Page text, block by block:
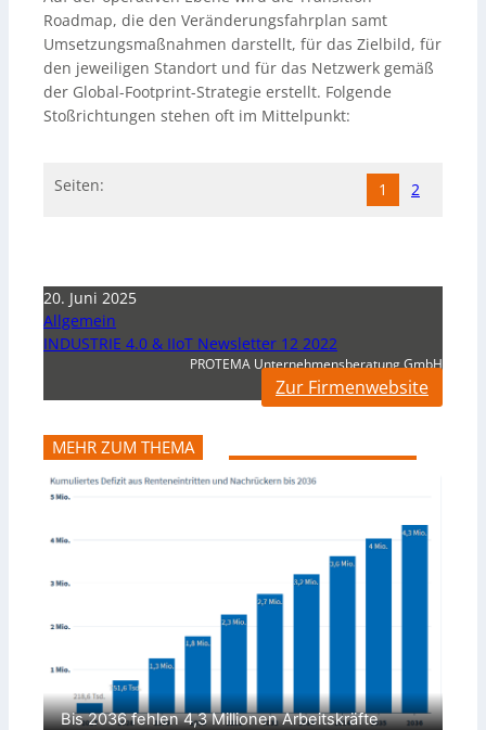
Roadmap, die den Veränderungsfahrplan samt
Umsetzungsmaßnahmen darstellt, für das Zielbild, für
den jeweiligen Standort und für das Netzwerk gemäß
der Global-Footprint-Strategie erstellt. Folgende
Stoßrichtungen stehen oft im Mittelpunkt:
Seiten: 1 2
20. Juni 2025
Allgemein
INDUSTRIE 4.0 & IIoT Newsletter 12 2022
PROTEMA Unternehmensberatung GmbH
Zur Firmenwebsite
MEHR ZUM THEMA
Bis 2036 fehlen 4,3 Millionen Arbeitskräfte